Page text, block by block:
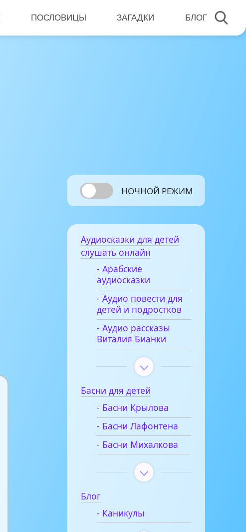
ПОСЛОВИЦЫ ЗАГАДКИ БЛОГ
НОЧНОЙ РЕЖИМ
Аудиосказки для детей
слушать онлайн
- Арабские
аудиосказки
- Аудио повести для
детей и подростков
- Аудио рассказы
Виталия Бианки
Басни для детей
- Басни Крылова
- Басни Лафонтена
- Басни Михалкова
Блог
- Каникулы